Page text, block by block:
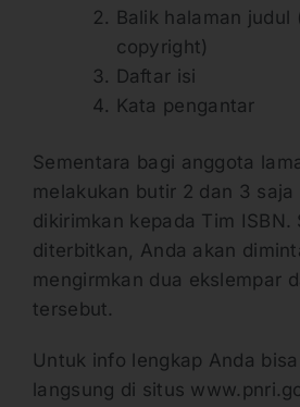
Balik halaman judul
copyright)
Daftar isi
Kata pengantar
Sementara bagi anggota
melakukan butir 2 dan 3
dikirimkan kepada Tim ISBN.
diterbitkan, Anda akan
mengirmkan dua ekslempar
tersebut.
Untuk info lengkap Anda
langsung di situs